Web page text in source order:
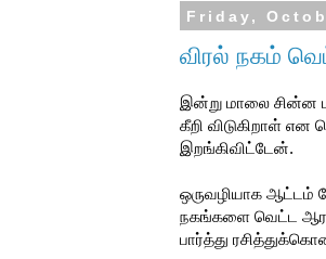
Friday,
விரல் நகம்
இன்று மாலை சின்ன
கீறி விடுகிறாள் என
இறங்கிவிட்டேன்.
ஒருவழியாக ஆட்டம்
நகங்களை வெட்ட
பார்த்து